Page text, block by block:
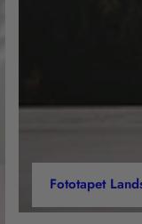
Fototapet